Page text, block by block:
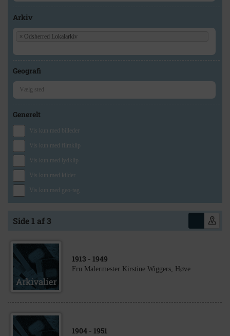
Arkiv
× Odsherred Lokalarkiv
Geografi
Generelt
Vis kun med billeder
Vis kun med filmklip
Vis kun med lydklip
Vis kun med kilder
Vis kun med geo-tag
Side 1 af 3
1913 - 1949
Fru Malermester Kirstine Wiggers, Høve
1904 - 1951